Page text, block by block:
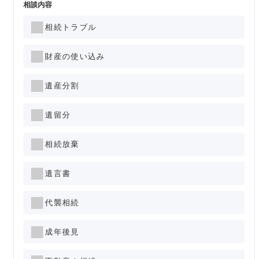
相談内容
相続トラブル
財産の使い込み
遺産分割
遺留分
相続放棄
遺言書
代襲相続
成年後見